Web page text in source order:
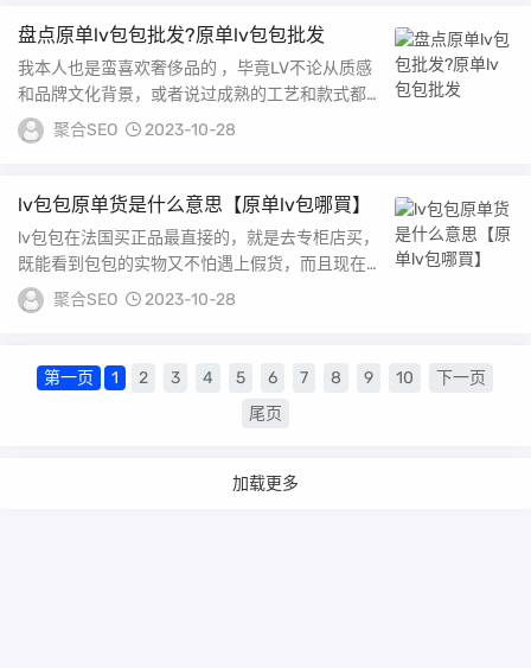
盘点原单lv包包批发?原单lv包包批发
我本人也是蛮喜欢奢侈品的 ，毕竟LV不论从质感
和品牌文化背景，或者说过成熟的工艺和款式都特
别好再来就是拥有奢侈品稀有性独特性的满足感，
所...
聚合SEO 2023-10-28
lv包包原单货是什么意思【原单lv包哪買】
lv包包在法国买正品最直接的，就是去专柜店买，
既能看到包包的实物又不怕遇上假货，而且现在好
多地方都有lv的专卖店，也方便购买。第一个最
直...
聚合SEO 2023-10-28
第一页 1 2 3 4 5 6 7 8 9 10
下一页
尾页
加载更多